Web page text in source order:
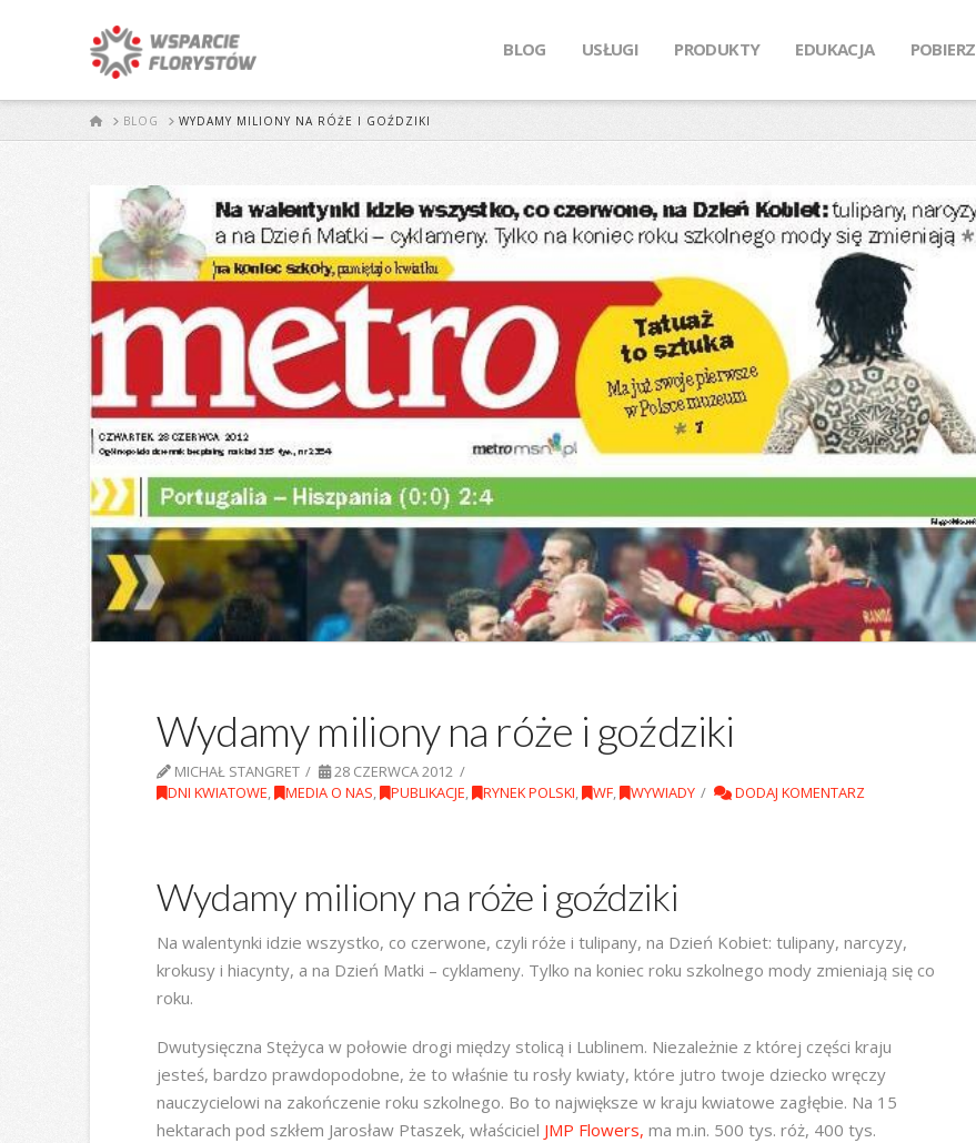
BLOG USŁUGI PRODUKTY EDUKACJA POBIERZ
STARTBLOG WYDAMY MILIONY NA RÓŻE I GOŹDZIKI
Wydamy miliony na róże i goździki
MICHAŁ STANGRET
28 CZERWCA 2012
DNI KWIATOWE, MEDIA O NAS, PUBLIKACJE, RYNEK POLSKI, WF, WYWIADY DODAJ KOMENTARZ
Wydamy miliony na róże i goździki
Na walentynki idzie wszystko, co czerwone, czyli róże i tulipany, na Dzień Kobiet: tulipany, narcyzy,
krokusy i hiacynty, a na Dzień Matki – cyklameny. Tylko na koniec roku szkolnego mody zmieniają się co
roku.
Dwutysięczna Stężyca w połowie drogi między stolicą i Lublinem. Niezależnie z której części kraju
jesteś, bardzo prawdopodobne, że to właśnie tu rosły kwiaty, które jutro twoje dziecko wręczy
nauczycielowi na zakończenie roku szkolnego. Bo to największe w kraju kwiatowe zagłębie. Na 15
hektarach pod szkłem Jarosław Ptaszek, właściciel JMP Flowers, ma m.in. 500 tys. róż, 400 tys.